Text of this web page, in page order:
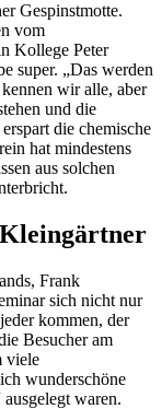
Gespinstmotte.
vom
Kollege Peter
super. „Das werden
wir alle, aber
und die
die chemische
hat mindestens
aus solchen
Frank
sich nicht nur
kommen, der
Besucher am
viele
wunderschöne
waren.